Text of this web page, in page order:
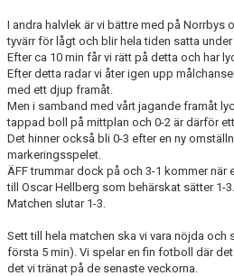
I andra halvlek är vi bättre med på Norrbys
tyvärr för lågt och blir hela tiden satta
Efter ca 10 min får vi rätt på detta och har
Efter detta radar vi åter igen upp
med ett djup framåt.
Men i samband med vårt jagande framåt
tappad boll på mittplan och 0-2 är därför
Det hinner också bli 0-3 efter en ny
markeringsspelet.
ÄFF trummar dock på och 3-1 kommer när
till Oscar Hellberg som behärskat sätter 1-3.
Matchen slutar 1-3.
Sett till hela matchen ska vi vara nöjda
första 5 min). Vi spelar en fin fotboll där
det vi tränat på de senaste veckorna.